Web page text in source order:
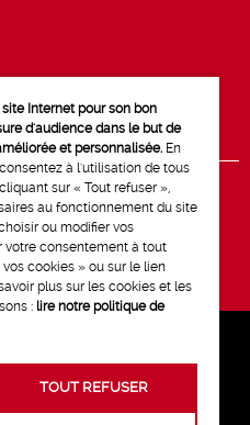
Internet pour son bon
d'audience dans le but de
et personnalisée. En
à l'utilisation de tous
sur « Tout refuser »,
au fonctionnement du site
ou modifier vos
votre consentement à tout
cookies » ou sur le lien
plus sur les cookies et les
: lire notre politique de
TOUT REFUSER